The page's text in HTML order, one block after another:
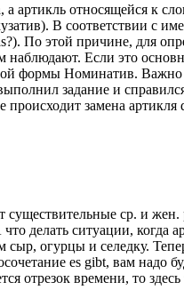
артикль относящейся к
В соответствии с
По этой причине, для
наблюдают. Если это
формы Номинатив.
задание и
замена
ср. и жен.
делать ситуации, когда
сыр, огурцы и селедку.
es gibt, вам надо
отрезок времени, то